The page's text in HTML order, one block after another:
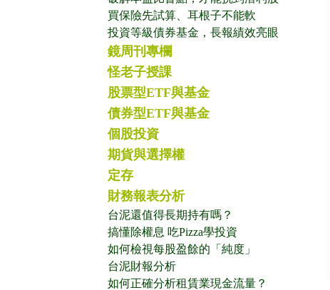
買保險先試算、耳根子不能軟
投資等級債券基金，長報績效亮眼
鏡周刊專欄
怪老子授課
股票型ETF與基金
債券型ETF與基金
個股投資
期貨與選擇權
定存
財務報表分析
台泥還值得長期持有嗎？
搞懂除權息 吃Pizza學投資
如何檢視每股盈餘的「純度」
台泥財報分析
如何正確分析租賃業現金流量？